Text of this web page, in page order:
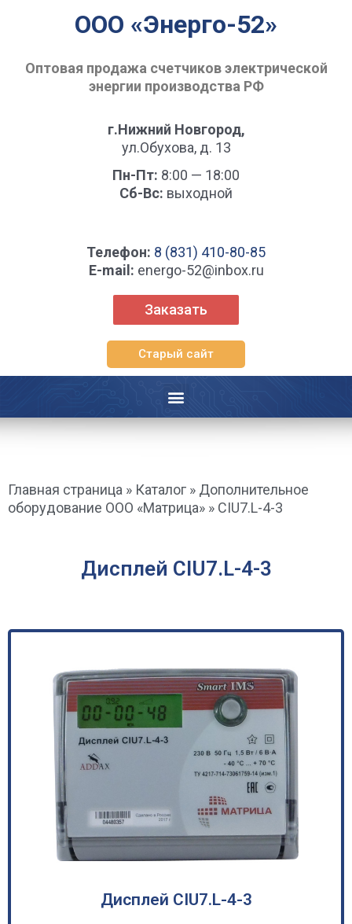
ООО «Энерго-52»
Оптовая продажа счетчиков электрической
энергии производства РФ
г.Нижний Новгород,
ул.Обухова, д. 13
Пн-Пт: 8:00 — 18:00
Сб-Вс: выходной
Телефон: 8 (831) 410-80-85
Е-mail: energo-52@inbox.ru
Заказать
Старый сайт
Главная страница » Каталог » Дополнительное
оборудование ООО «Матрица» » CIU7.L-4-3
Дисплей CIU7.L-4-3
Дисплей CIU7.L-4-3